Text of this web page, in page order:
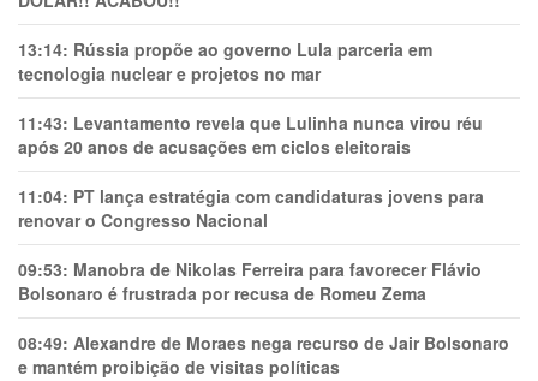
13:14: Rússia propõe ao governo Lula parceria em
tecnologia nuclear e projetos no mar
11:43: Levantamento revela que Lulinha nunca virou réu
após 20 anos de acusações em ciclos eleitorais
11:04: PT lança estratégia com candidaturas jovens para
renovar o Congresso Nacional
09:53: Manobra de Nikolas Ferreira para favorecer Flávio
Bolsonaro é frustrada por recusa de Romeu Zema
08:49: Alexandre de Moraes nega recurso de Jair Bolsonaro
e mantém proibição de visitas políticas